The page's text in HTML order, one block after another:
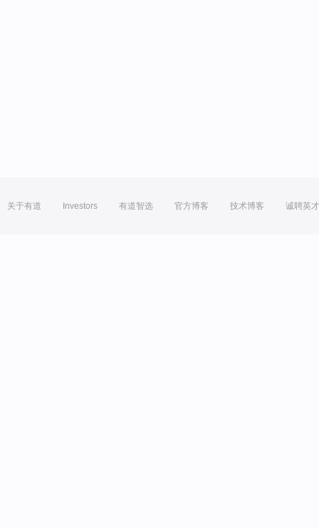
关于有道 Investors 有道智选 官方博客 技术博客 诚聘英才